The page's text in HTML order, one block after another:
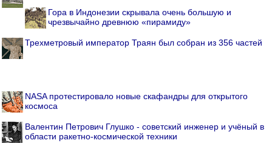
Гора в Индонезии скрывала очень большую и
чрезвычайно древнюю «пирамиду»
Трехметровый император Траян был собран из 356 частей
NASA протестировало новые скафандры для открытого
космоса
Валентин Петрович Глушко - советский инженер и учёный в
области ракетно-космической техники